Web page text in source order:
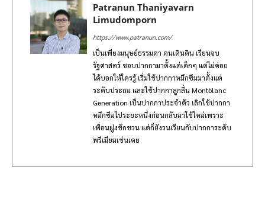
Patranun Thaniyavarn
Limudomporn
https://www.patranun.com/
เป็นเพียงมนุษย์ธรรมดา คนเดินดิน เรียนจบ
รัฐศาสตร์ ชอบปากกามาตั้งแต่เด็กๆ แต่ไม่ค่อย
ได้บอกให้ใครรู้ เริ่มใช้ปากกาหมึกซึมมาตั้งแต่
ระดับประถม และใช้ปากกาลูกลื่น Montblanc
Generation เป็นปากกาประจำตัว เลิกใช้ปากกา
หมึกซึมไประยะหนึ่งก่อนกลับมาใช้ใหม่เพราะ
เพื่อนฝูงชักชวน แต่ก็ยังวนเวียนกับปากการะดับ
พรีเมียมเช่นเคย